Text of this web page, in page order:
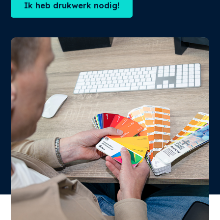
Ik heb drukwerk nodig!